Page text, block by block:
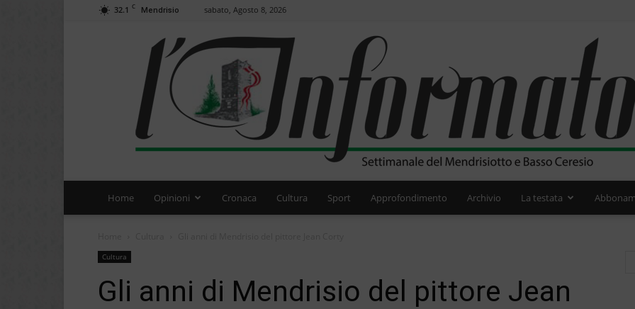
32.1 C Mendrisio sabato, Agosto 8, 2026
Home Opinioni Cronaca Cultura Sport Approfondimento Archivio La testata
Cultura
Gli anni di Mendrisio del pittore Jean